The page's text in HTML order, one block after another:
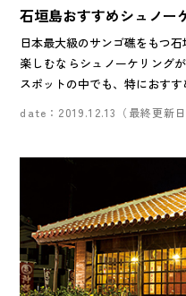
石垣島おすすめシュノー
日本最大級のサンゴ礁をもつ
楽しむならシュノーケリング
スポットの中でも、特におす
date：2019.12.13（最終更新日